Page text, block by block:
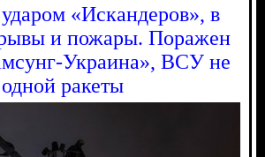
«Искандеров», в
и пожары. Поражен
Украина», ВСУ не
ракеты